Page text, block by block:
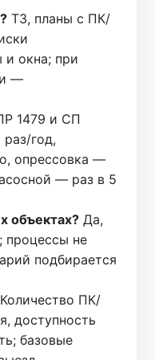
ТЗ, планы с ПК/
и окна; при
—
1479 и СП
год,
опрессовка —
— раз в 5
объектах? Да,
процессы не
подбирается
Количество ПК/
доступность
базовые